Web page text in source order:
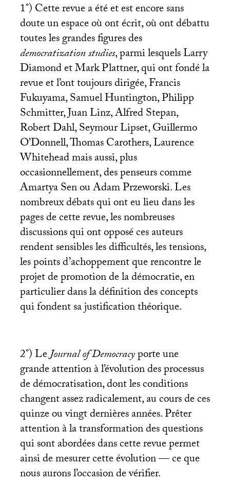
1°) Cette revue a été et est encore sans
doute un espace où ont écrit, où ont débattu
toutes les grandes figures des
democratization studies, parmi lesquels Larry
Diamond et Mark Plattner, qui ont fondé la
revue et l’ont toujours dirigée, Francis
Fukuyama, Samuel Huntington, Philipp
Schmitter, Juan Linz, Alfred Stepan,
Robert Dahl, Seymour Lipset, Guillermo
O’Donnell, Thomas Carothers, Laurence
Whitehead mais aussi, plus
occasionnellement, des penseurs comme
Amartya Sen ou Adam Przeworski. Les
nombreux débats qui ont eu lieu dans les
pages de cette revue, les nombreuses
discussions qui ont opposé ces auteurs
rendent sensibles les difficultés, les tensions,
les points d’achoppement que rencontre le
projet de promotion de la démocratie, en
particulier dans la définition des concepts
qui fondent sa justification théorique.
2°) LeJournal of Democracyporte une
grande attention à l’évolution des processus
de démocratisation, dont les conditions
changent assez radicalement, au cours de ces
quinze ou vingt dernières années. Prêter
attention à la transformation des questions
qui sont abordées dans cette revue permet
ainsi de mesurer cette évolution — ce que
nous aurons l’occasion de vérifier.